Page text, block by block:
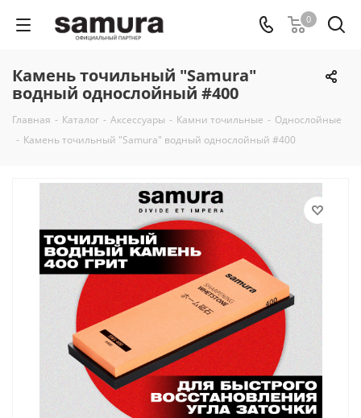
0
Камень точильный "Samura"
водный однослойный #400
Главная - Каталог - Аксессуары - Камни точильные - Однослойные
- Камень точильный "Samura" водный однослойный #400